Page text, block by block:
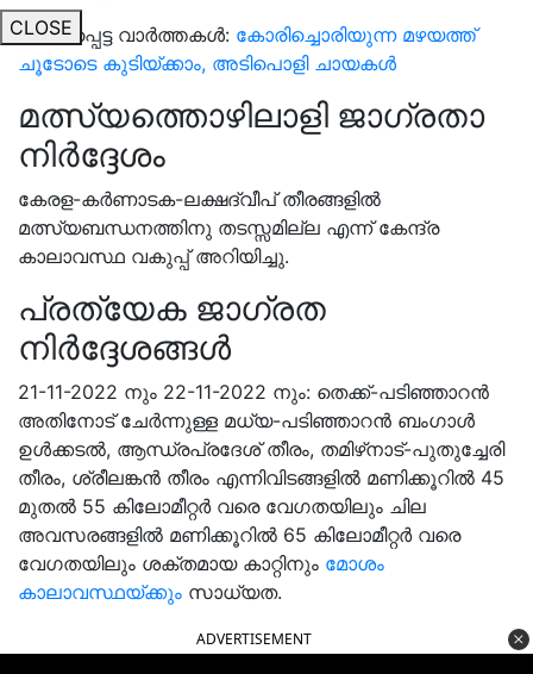
CLOSE
ബന്ധപ്പെട്ട വാർത്തകൾ: കോരിച്ചൊരിയുന്ന മഴയത്ത്
ചൂടോടെ കുടിയ്ക്കാം, അടിപൊളി ചായകൾ
മത്സ്യത്തൊഴിലാളി ജാഗ്രതാ
നിർദ്ദേശം
കേരള-കർണാടക-ലക്ഷദ്വീപ് തീരങ്ങളിൽ
മത്സ്യബന്ധനത്തിനു തടസ്സമില്ല എന്ന് കേന്ദ്ര
കാലാവസ്ഥ വകുപ്പ് അറിയിച്ചു.
പ്രത്യേക ജാഗ്രത
നിർദ്ദേശങ്ങൾ
21-11-2022 നും 22-11-2022 നും: തെക്ക്-പടിഞ്ഞാറൻ
അതിനോട് ചേർന്നുള്ള മധ്യ-പടിഞ്ഞാറൻ ബംഗാൾ
ഉൾക്കടൽ, ആന്ധ്രപ്രദേശ് തീരം, തമിഴ്‌നാട്-പുതുച്ചേരി
തീരം, ശ്രീലങ്കൻ തീരം എന്നിവിടങ്ങളിൽ മണിക്കൂറിൽ 45
മുതൽ 55 കിലോമീറ്റര്‍ വരെ വേഗതയിലും ചില
അവസരങ്ങളിൽ മണിക്കൂറിൽ 65 കിലോമീറ്റര്‍ വരെ
വേഗതയിലും ശക്തമായ കാറ്റിനും മോശം
കാലാവസ്ഥയ്ക്കും സാധ്യത.
ADVERTISEMENT